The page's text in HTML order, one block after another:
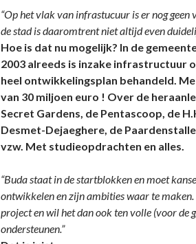
“Op het vlak van infrastucuur is er nog
de stad is daaromtrent niet altijd even
Hoe is dat nu mogelijk? In de
2003 alreeds is inzake infrastructuur
heel ontwikkelingsplan behandeld.
van 30 miljoen euro ! Over de
Secret Gardens, de Pentascoop, de
Desmet-Dejaeghere, de
vzw. Met studieopdrachten en alles.
“Buda staat in de startblokken en moet
ontwikkelen en zijn ambities waar te
project en wil het dan ook ten volle (voor de
ondersteunen.”